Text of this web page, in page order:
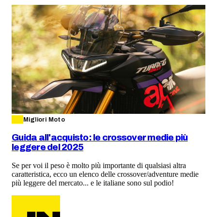
Migliori Moto
Guida all'acquisto: le crossover medie più
leggere del 2025
Se per voi il peso è molto più importante di qualsiasi altra
caratteristica, ecco un elenco delle crossover/adventure medie
più leggere del mercato... e le italiane sono sul podio!